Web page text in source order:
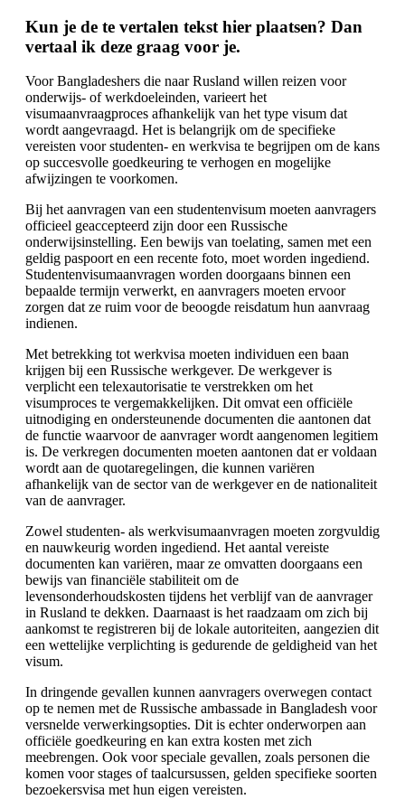
Kun je de te vertalen tekst hier plaatsen? Dan
vertaal ik deze graag voor je.
Voor Bangladeshers die naar Rusland willen reizen voor
onderwijs- of werkdoeleinden, varieert het
visumaanvraagproces afhankelijk van het type visum dat
wordt aangevraagd. Het is belangrijk om de specifieke
vereisten voor studenten- en werkvisa te begrijpen om de kans
op succesvolle goedkeuring te verhogen en mogelijke
afwijzingen te voorkomen.
Bij het aanvragen van een studentenvisum moeten aanvragers
officieel geaccepteerd zijn door een Russische
onderwijsinstelling. Een bewijs van toelating, samen met een
geldig paspoort en een recente foto, moet worden ingediend.
Studentenvisumaanvragen worden doorgaans binnen een
bepaalde termijn verwerkt, en aanvragers moeten ervoor
zorgen dat ze ruim voor de beoogde reisdatum hun aanvraag
indienen.
Met betrekking tot werkvisa moeten individuen een baan
krijgen bij een Russische werkgever. De werkgever is
verplicht een telexautorisatie te verstrekken om het
visumproces te vergemakkelijken. Dit omvat een officiële
uitnodiging en ondersteunende documenten die aantonen dat
de functie waarvoor de aanvrager wordt aangenomen legitiem
is. De verkregen documenten moeten aantonen dat er voldaan
wordt aan de quotaregelingen, die kunnen variëren
afhankelijk van de sector van de werkgever en de nationaliteit
van de aanvrager.
Zowel studenten- als werkvisumaanvragen moeten zorgvuldig
en nauwkeurig worden ingediend. Het aantal vereiste
documenten kan variëren, maar ze omvatten doorgaans een
bewijs van financiële stabiliteit om de
levensonderhoudskosten tijdens het verblijf van de aanvrager
in Rusland te dekken. Daarnaast is het raadzaam om zich bij
aankomst te registreren bij de lokale autoriteiten, aangezien dit
een wettelijke verplichting is gedurende de geldigheid van het
visum.
In dringende gevallen kunnen aanvragers overwegen contact
op te nemen met de Russische ambassade in Bangladesh voor
versnelde verwerkingsopties. Dit is echter onderworpen aan
officiële goedkeuring en kan extra kosten met zich
meebrengen. Ook voor speciale gevallen, zoals personen die
komen voor stages of taalcursussen, gelden specifieke soorten
bezoekersvisa met hun eigen vereisten.